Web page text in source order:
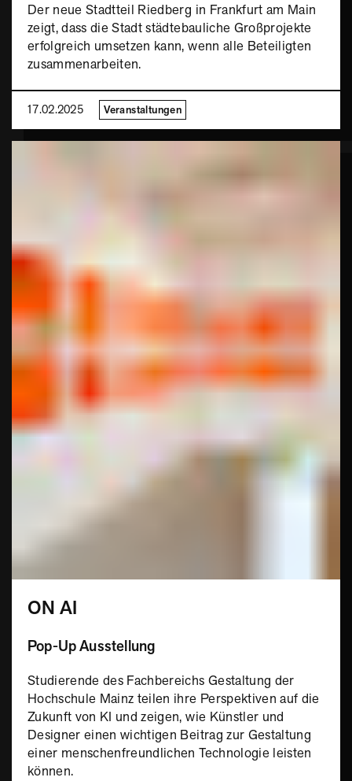
Der neue Stadtteil Riedberg in Frankfurt am Main
zeigt, dass die Stadt städtebauliche Großprojekte
erfolgreich umsetzen kann, wenn alle Beteiligten
zusammenarbeiten.
17.02.2025 Veranstaltungen
ON AI
Pop-Up Ausstellung
Studierende des Fachbereichs Gestaltung der
Hochschule Mainz teilen ihre Perspektiven auf die
Zukunft von KI und zeigen, wie Künstler und
Designer einen wichtigen Beitrag zur Gestaltung
einer menschenfreundlichen Technologie leisten
können.